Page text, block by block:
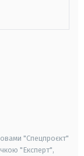
"Спецпроєкт"
"Експерт",